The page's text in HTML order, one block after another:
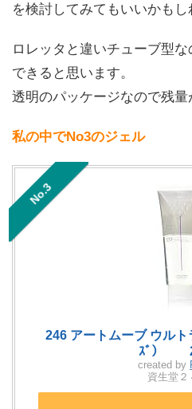
を検討してみてもいいかもし
ロレッタと違いチューブ型
できると思います。
透明のパッケージなので残量
私の中でNo3のジェル
No.3
246 アートムーブ ウル
ｽﾞ）
created by
資生堂２